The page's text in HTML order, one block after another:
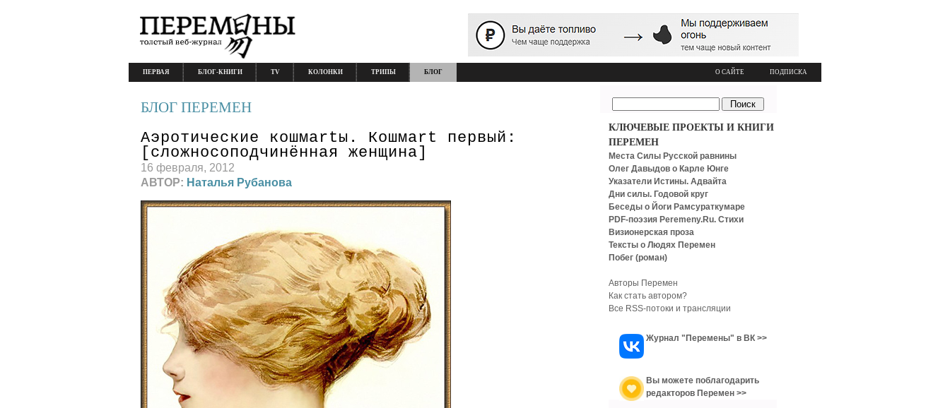
О САЙТЕ ПОДПИСКА
ПЕРВАЯ БЛОГ-КНИГИ TV КОЛОНКИ ТРИПЫ БЛОГ
БЛОГ ПЕРЕМЕН
Аэротические кошмartы. Кошмart первый:
[сложносоподчинённая женщина]
16 февраля, 2012
АВТОР: Наталья Рубанова
КЛЮЧЕВЫЕ ПРОЕКТЫ И КНИГИ
ПЕРЕМЕН
Места Силы Русской равнины
Олег Давыдов о Карле Юнге
Указатели Истины. Адвайта
Дни силы. Годовой круг
Беседы о Йоги Рамсураткумаре
PDF-поэзия Peremeny.Ru. Стихи
Визионерская проза
Тексты о Людях Перемен
Побег (роман)
Авторы Перемен
Как стать автором?
Все RSS-потоки и трансляции
Журнал "Перемены" в ВК >>
Вы можете поблагодарить
редакторов Перемен >>